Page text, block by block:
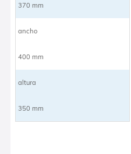
370 mm
ancho
400 mm
altura
350 mm